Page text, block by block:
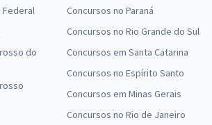
Federal
do
Concursos no Paraná
Concursos no Rio Grande do Sul
Concursos em Santa Catarina
Concursos no Espírito Santo
Concursos em Minas Gerais
Concursos no Rio de Janeiro